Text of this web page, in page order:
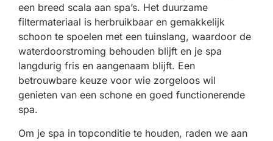
een breed scala aan spa’s. Het duurzame
filtermateriaal is herbruikbaar en gemakkelijk
schoon te spoelen met een tuinslang, waardoor de
waterdoorstroming behouden blijft en je spa
langdurig fris en aangenaam blijft. Een
betrouwbare keuze voor wie zorgeloos wil
genieten van een schone en goed functionerende
spa.
Om je spa in topconditie te houden, raden we aan